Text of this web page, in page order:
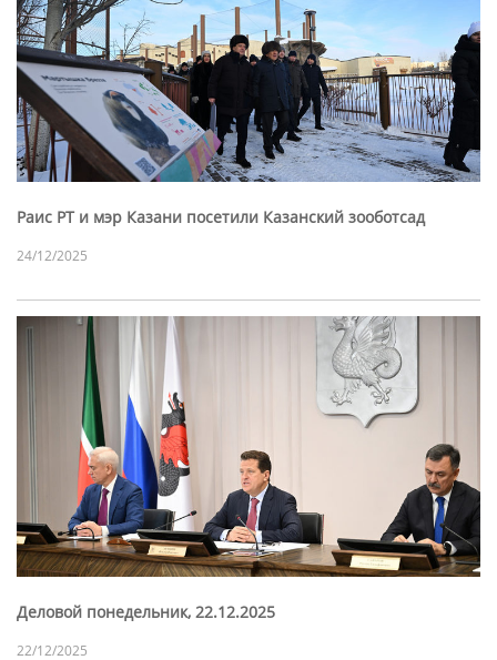
Раис РТ и мэр Казани посетили Казанский зооботсад
24/12/2025
Деловой понедельник, 22.12.2025
22/12/2025